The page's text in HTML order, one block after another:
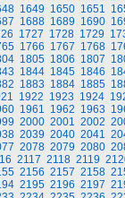
1649 1650 1651
1688 1689 1690
1727 1728 1729
1766 1767 1768
1805 1806 1807
1844 1845 1846
1883 1884 1885
1922 1923 1924
1961 1962 1963
2000 2001 2002
2039 2040 2041
2078 2079 2080
2117 2118 2119
2156 2157 2158
2195 2196 2197